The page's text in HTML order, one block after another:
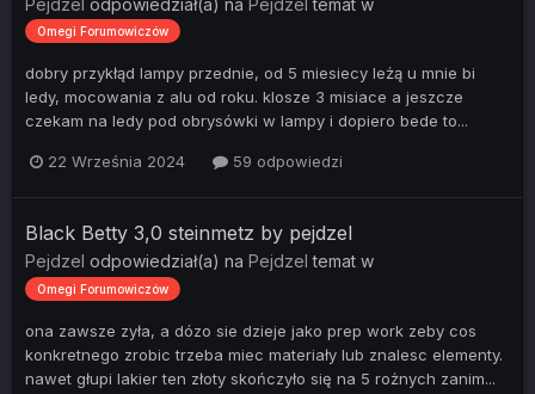
Pejdzel odpowiedział(a) na Pejdzel temat w
Omegi Forumowiczów
dobry przykłąd lampy przednie, od 5 miesiecy leżą u mnie bi
ledy, mocowania z alu od roku. klosze 3 misiace a jeszcze
czekam na ledy pod obrysówki w lampy i dopiero bede to...
22 Września 2024 59 odpowiedzi
Black Betty 3,0 steinmetz by pejdzel
Pejdzel odpowiedział(a) na Pejdzel temat w
Omegi Forumowiczów
ona zawsze zyła, a dózo sie dzieje jako prep work zeby cos
konkretnego zrobic trzeba miec materiały lub znalesc elementy.
nawet głupi lakier ten złoty skończyło się na 5 rożnych zanim...